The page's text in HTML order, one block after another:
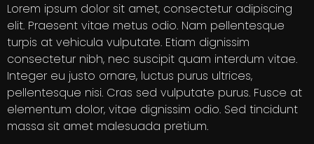
Lorem ipsum dolor sit amet, consectetur adipiscing
elit. Praesent vitae metus odio. Nam pellentesque
turpis at vehicula vulputate. Etiam dignissim
consectetur nibh, nec suscipit quam interdum vitae.
Integer eu justo ornare, luctus purus ultrices,
pellentesque nisi. Cras sed vulputate purus. Fusce at
elementum dolor, vitae dignissim odio. Sed tincidunt
massa sit amet malesuada pretium.